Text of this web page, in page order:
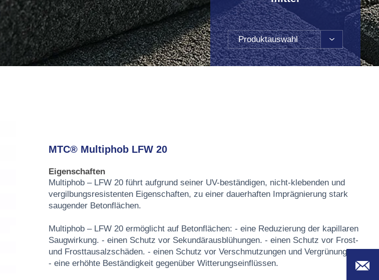
Produktauswahl
MTC® Multiphob LFW 20
Eigenschaften
Multiphob – LFW 20 führt aufgrund seiner UV-beständigen, nicht-klebenden und
vergilbungsresistenten Eigenschaften, zu einer dauerhaften Imprägnierung stark
saugender Betonflächen.
Multiphob – LFW 20 ermöglicht auf Betonflächen: - eine Reduzierung der kapillaren
Saugwirkung. - einen Schutz vor Sekundärausblühungen. - einen Schutz vor Frost-
und Frosttausalzschäden. - einen Schutz vor Verschmutzungen und Vergrünungen.
- eine erhöhte Beständigkeit gegenüber Witterungseinflüssen.